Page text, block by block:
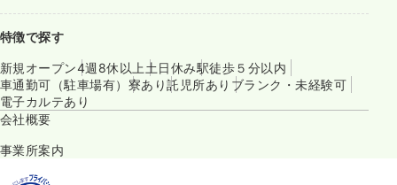
特徴で探す
新規オープン4週8休以上 土日休み駅徒歩５分以内
車通勤可（駐車場有） 寮あり託児所あり ブランク・未経験可
電子カルテあり
会社概要
事業所案内